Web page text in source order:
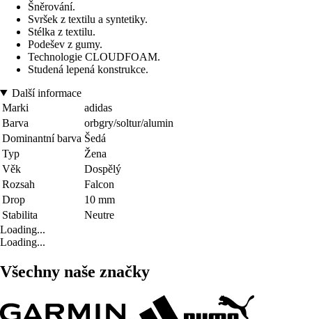
Šněrování.
Svršek z textilu a syntetiky.
Stélka z textilu.
Podešev z gumy.
Technologie CLOUDFOAM.
Studená lepená konstrukce.
Další informace
Marki
adidas
Barva
orbgry/soltur/alumin
Dominantní barva Šedá
Typ
Žena
Věk
Dospělý
Rozsah
Falcon
Drop
10 mm
Stabilita
Neutre
Loading...
Loading...
Všechny naše značky